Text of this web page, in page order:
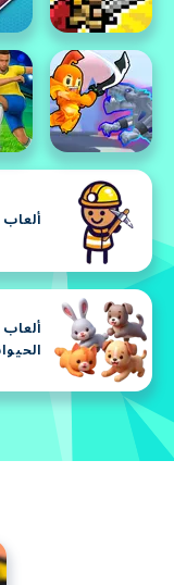
ألعاب
ألعاب